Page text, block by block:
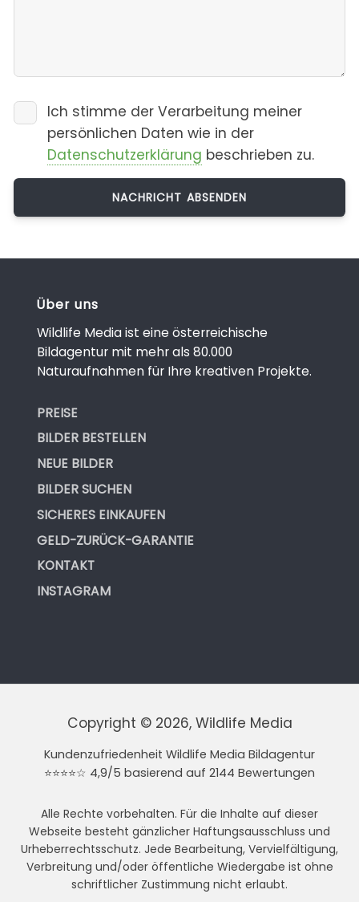
Ich stimme der Verarbeitung meiner
persönlichen Daten wie in der
Datenschutzerklärung beschrieben zu.
Über uns
Wildlife Media ist eine österreichische
Bildagentur mit mehr als 80.000
Naturaufnahmen für Ihre kreativen Projekte.
PREISE
BILDER BESTELLEN
NEUE BILDER
BILDER SUCHEN
SICHERES EINKAUFEN
GELD-ZURÜCK-GARANTIE
KONTAKT
INSTAGRAM
Copyright © 2026, Wildlife Media
Kundenzufriedenheit Wildlife Media Bildagentur
⭐⭐⭐⭐☆ 4,9/5 basierend auf 2144 Bewertungen
Alle Rechte vorbehalten. Für die Inhalte auf dieser
Webseite besteht gänzlicher Haftungsausschluss und
Urheberrechtsschutz. Jede Bearbeitung, Vervielfältigung,
Verbreitung und/oder öffentliche Wiedergabe ist ohne
schriftlicher Zustimmung nicht erlaubt.